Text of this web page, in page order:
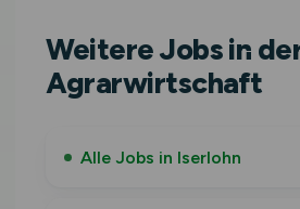
Weitere Jobs in
Agrarwirtschaft
Alle Jobs in Iserlohn